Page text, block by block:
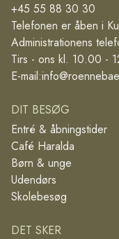
+45 55 88 30 30
Telefonen er åben i
Administrationens
Tirs - ons kl. 10.00 -
E-mail:
DIT BESØG
Entré & åbningstider
Café Haralda
Børn & unge
Udendørs
Skolebesøg
DET SKER